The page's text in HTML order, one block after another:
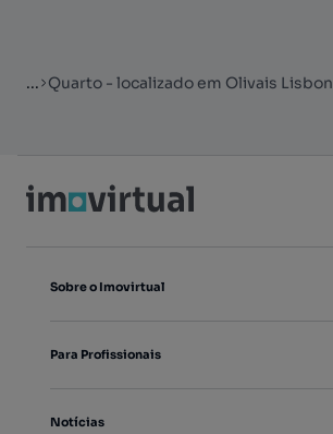
... Quarto - localizado em Olivais Lisbon
Sobre o Imovirtual
Para Profissionais
Notícias